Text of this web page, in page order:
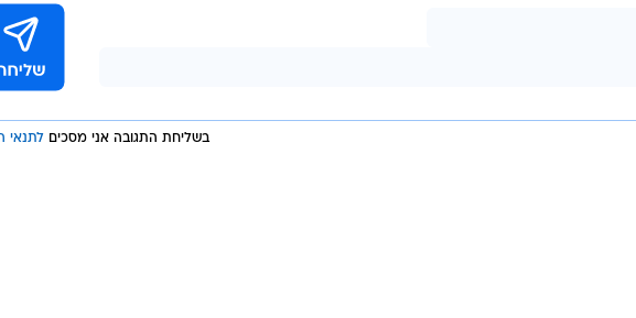
בשליחת התגובה אני מסכים לתנאי